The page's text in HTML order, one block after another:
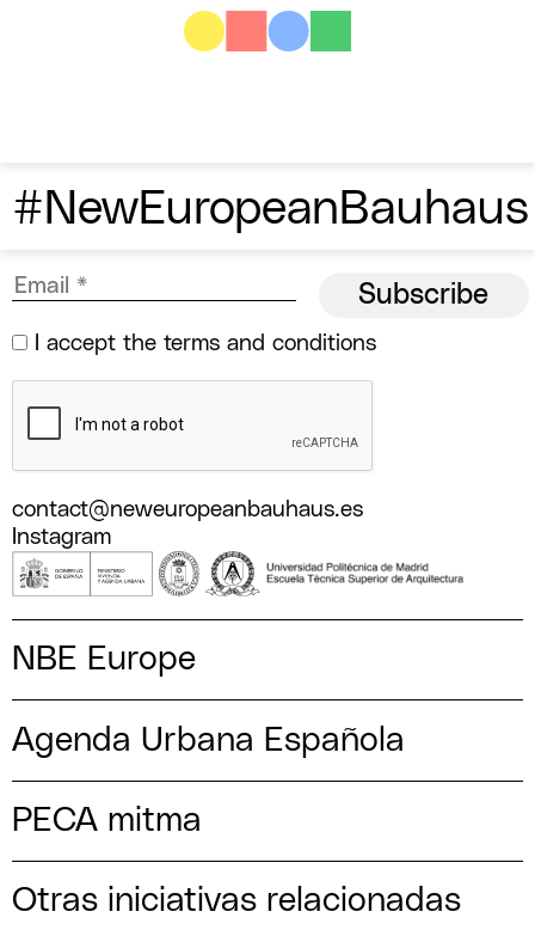
#NewEuropeanBauhaus
I accept the terms and conditions
contact@neweuropeanbauhaus.es
Instagram
NBE Europe
Agenda Urbana Española
PECA mitma
Otras iniciativas relacionadas